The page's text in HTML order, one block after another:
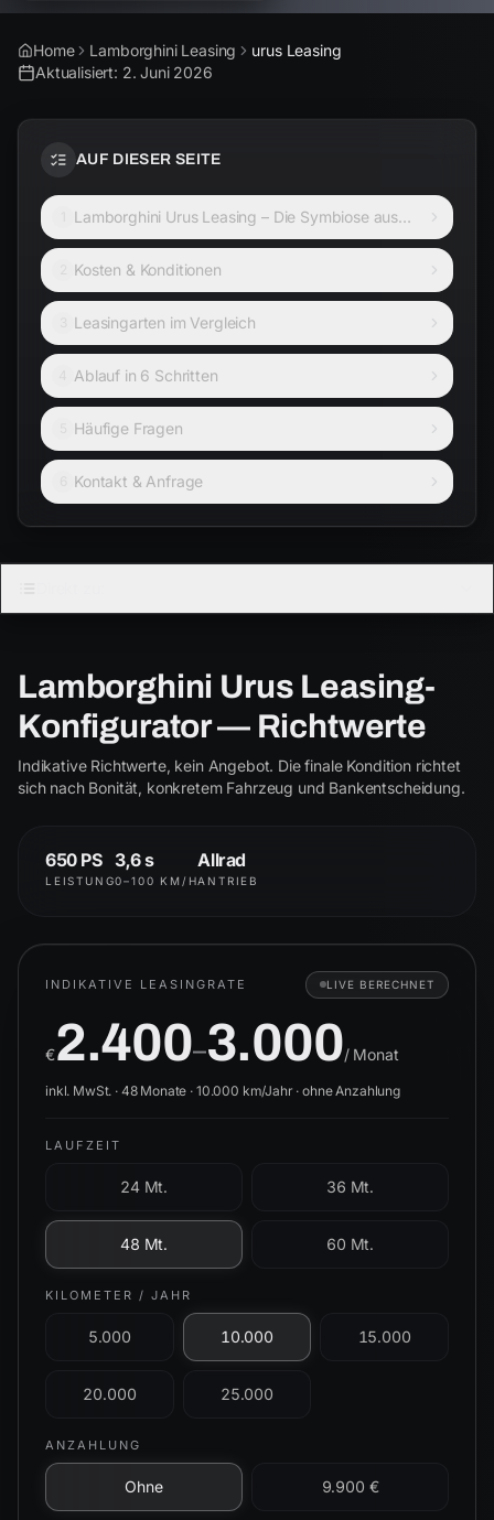
Home Lamborghini Leasing
urus Leasing
Aktualisiert: 2. Juni 2026
AUF DIESER SEITE
Lamborghini Urus Leasing – Die Symbiose aus
Luxus und ungebändigter Kraft
Kosten & Konditionen
Leasingarten im Vergleich
Ablauf in 6 Schritten
Häufige Fragen
Kontakt & Anfrage
Lamborghini Urus Leasing-
Konfigurator — Richtwerte
Indikative Richtwerte, kein Angebot. Die finale Kondition richtet
sich nach Bonität, konkretem Fahrzeug und Bankentscheidung.
URUS
4.0 V8 Biturbo
ab € 2.250 ab € 2.850
Performante SE
ab € 3.550
650 PS
LEISTUNG
3,6 s
0–100 KM/H
Allrad
ANTRIEB
INDIKATIVE LEASINGRATE LIVE BERECHNET
€2.400–3.000/ Monat
inkl. MwSt. · 48Monate · 10.000 km/Jahr · ohne Anzahlung
LAUFZEIT
24 Mt. 36 Mt.
48 Mt. 60 Mt.
KILOMETER / JAHR
5.000 10.000 15.000
20.000 25.000
ANZAHLUNG
Ohne 9.900 €